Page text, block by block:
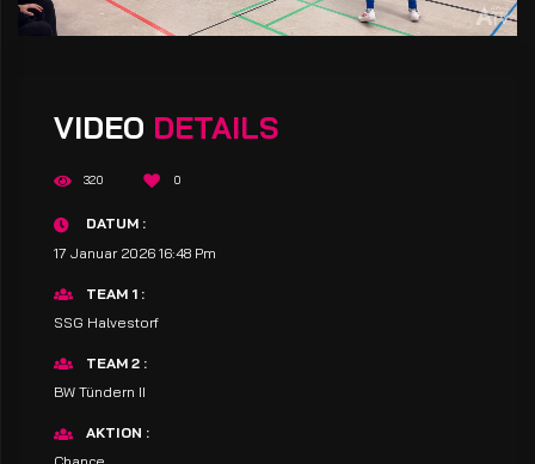
VIDEO DETAILS
320 0
DATUM
17 Januar 2026 16:48 Pm
TEAM 1
SSG Halvestorf
TEAM 2
BW Tündern II
AKTION